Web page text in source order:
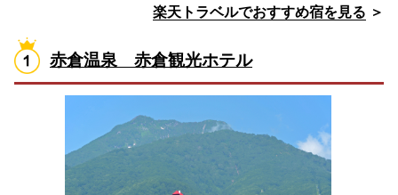
楽天トラベルでおすすめ宿を見る ＞
赤倉温泉 赤倉観光ホテル